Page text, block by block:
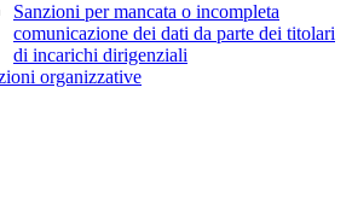
Sanzioni per mancata o incompleta
comunicazione dei dati da parte dei titolari
di incarichi dirigenziali
organizzative